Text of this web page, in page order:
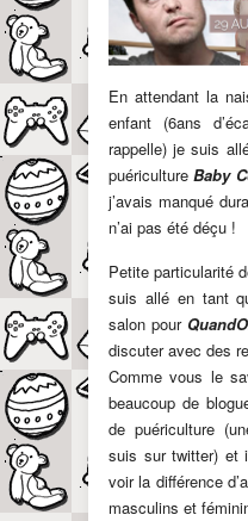
En attendant la
enfant (6ans
rappelle) je suis
puéricultureBaby
j’avais manqué
n’ai pas été déçu !
Petite particularité
suis allé en tant
salon pour
discuter avec des
Comme vous le
beaucoup de
de puériculture
suis sur twitter) et
voir la différence
masculins et